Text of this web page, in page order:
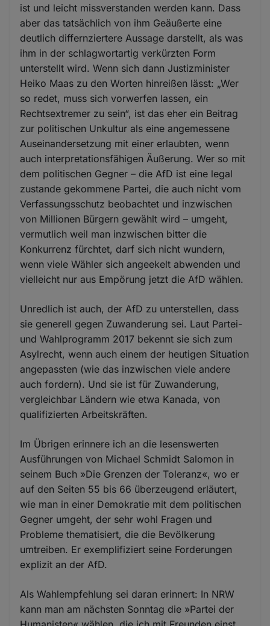
ist und leicht missverstanden werden kann. Dass
aber das tatsächlich von ihm Geäußerte eine
deutlich differnziertere Aussage darstellt, als was
ihm in der schlagwortartig verkürzten Form
unterstellt wird. Wenn sich dann Justizminister
Heiko Maas zu den Worten hinreißen lässt: „Wer
so redet, muss sich vorwerfen lassen, ein
Rechtsextremer zu sein“, ist das eher ein Beitrag
zur politischen Unkultur als eine angemessene
Auseinandersetzung mit einer erlaubten, wenn
auch interpretationsfähigen Äußerung. Wer so mit
dem politischen Gegner – die AfD ist eine legal
zustande gekommene Partei, die auch nicht vom
Verfassungsschutz beobachtet und inzwischen
von Millionen Bürgern gewählt wird – umgeht,
vermutlich weil man inzwischen bitter die
Konkurrenz fürchtet, darf sich nicht wundern,
wenn viele Wähler sich angeekelt abwenden und
vielleicht nur aus Empörung jetzt die AfD wählen.
Unredlich ist auch, der AfD zu unterstellen, dass
sie generell gegen Zuwanderung sei. Laut Partei-
und Wahlprogramm 2017 bekennt sie sich zum
Asylrecht, wenn auch einem der heutigen Situation
angepassten (wie das inzwischen viele andere
auch fordern). Und sie ist für Zuwanderung,
vergleichbar Ländern wie etwa Kanada, von
qualifizierten Arbeitskräften.
Im Übrigen erinnere ich an die lesenswerten
Ausführungen von Michael Schmidt Salomon in
seinem Buch »Die Grenzen der Toleranz«, wo er
auf den Seiten 55 bis 66 überzeugend erläutert,
wie man in einer Demokratie mit dem politischen
Gegner umgeht, der sehr wohl Fragen und
Probleme thematisiert, die die Bevölkerung
umtreiben. Er exemplifiziert seine Forderungen
explizit an der AfD.
Als Wahlempfehlung sei daran erinnert: In NRW
kann man am nächsten Sonntag die »Partei der